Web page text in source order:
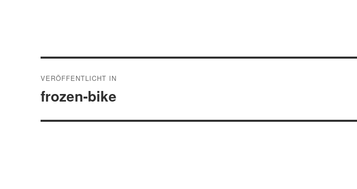
VERÖFFENTLICHT IN
frozen-bike